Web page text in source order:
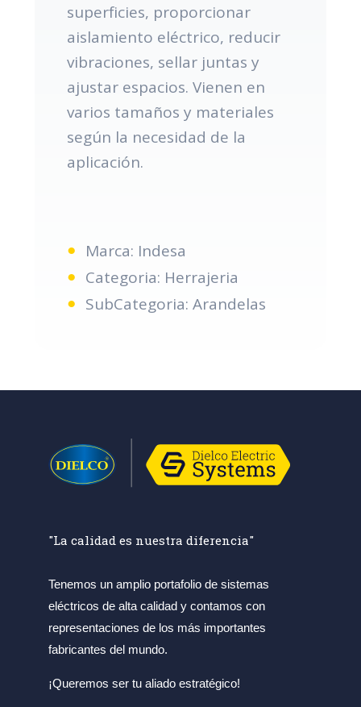
superficies, proporcionar
aislamiento eléctrico, reducir
vibraciones, sellar juntas y
ajustar espacios. Vienen en
varios tamaños y materiales
según la necesidad de la
aplicación.
Marca: Indesa
Categoria: Herrajeria
SubCategoria: Arandelas
"La calidad es nuestra diferencia"
Tenemos un amplio portafolio de sistemas
eléctricos de alta calidad y contamos con
representaciones de los más importantes
fabricantes del mundo.
¡Queremos ser tu aliado estratégico!